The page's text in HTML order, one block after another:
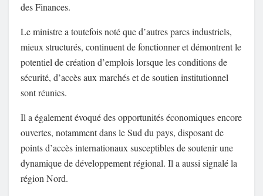
des Finances.
Le ministre a toutefois noté que d’autres parcs industriels,
mieux structurés, continuent de fonctionner et démontrent le
potentiel de création d’emplois lorsque les conditions de
sécurité, d’accès aux marchés et de soutien institutionnel
sont réunies.
Il a également évoqué des opportunités économiques encore
ouvertes, notamment dans le Sud du pays, disposant de
points d’accès internationaux susceptibles de soutenir une
dynamique de développement régional. Il a aussi signalé la
région Nord.